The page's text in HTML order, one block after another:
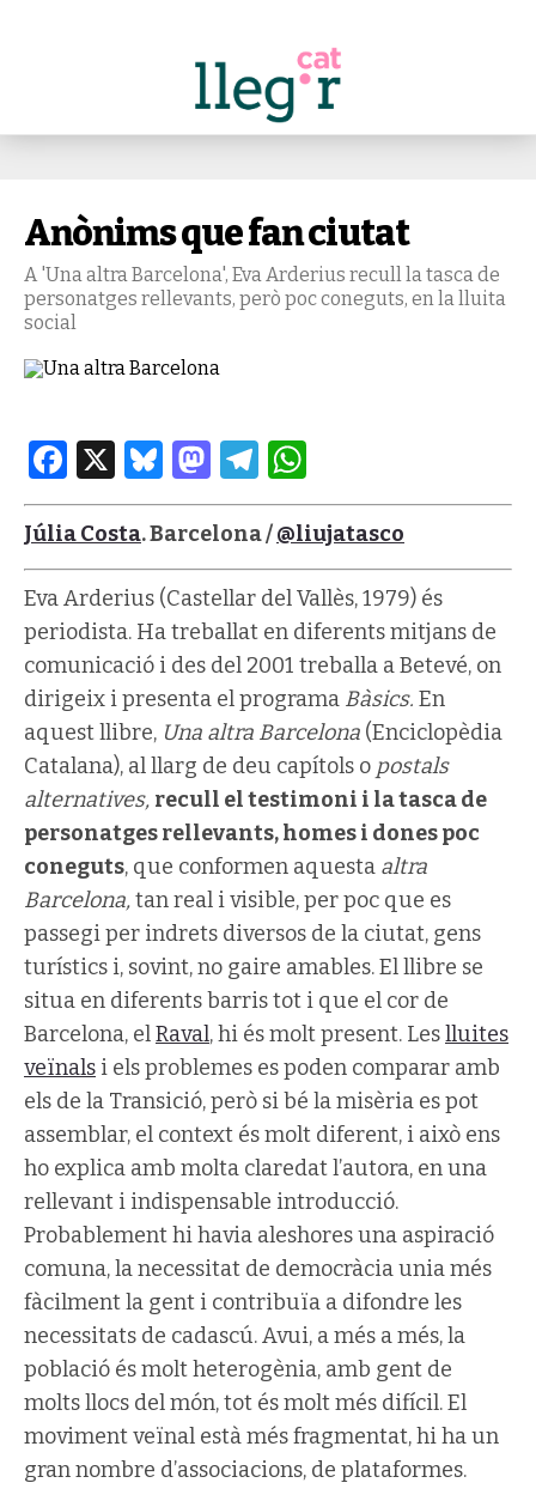
Anònims que fan ciutat
A 'Una altra Barcelona', Eva Arderius recull la tasca de
personatges rellevants, però poc coneguts, en la lluita
social
Facebook
X Bluesky
Mastodon
Telegram
Júlia Costa. Barcelona /@liujatasco
Eva Arderius (Castellar del Vallès, 1979) és
periodista. Ha treballat en diferents mitjans de
comunicació i des del 2001 treballa a Betevé, on
dirigeix i presenta el programa Bàsics. En
aquest llibre, Una altra Barcelona (Enciclopèdia
Catalana), al llarg de deu capítols o postals
alternatives, recull el testimoni i la tasca de
personatges rellevants, homes i dones poc
coneguts, que conformen aquesta altra
Barcelona,tan real i visible, per poc que es
passegi per indrets diversos de la ciutat, gens
turístics i, sovint, no gaire amables. El llibre se
situa en diferents barris tot i que el cor de
Barcelona, elRaval, hi és molt present. Leslluites
veïnals i els problemes es poden comparar amb
els de la Transició, però si bé la misèria es pot
assemblar, el context és molt diferent, i això ens
ho explica amb molta claredat l’autora, en una
rellevant i indispensable introducció.
Probablement hi havia aleshores una aspiració
comuna, la necessitat de democràcia unia més
fàcilment la gent i contribuïa a difondre les
necessitats de cadascú. Avui, a més a més, la
població és molt heterogènia, amb gent de
molts llocs del món, tot és molt més difícil. El
moviment veïnal està més fragmentat, hi ha un
gran nombre d’associacions, de plataformes.